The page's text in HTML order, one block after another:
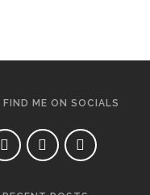
FIND ME ON SOCIALS